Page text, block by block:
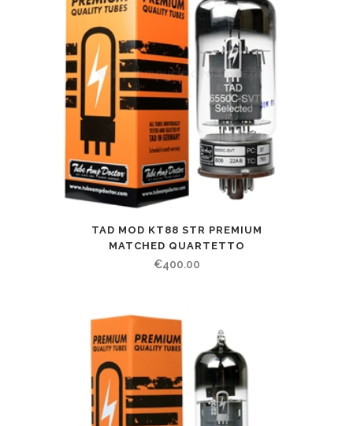
TAD MOD KT88 STR PREMIUM
MATCHED QUARTETTO
€400.00